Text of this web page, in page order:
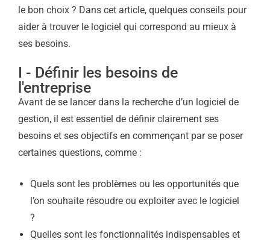
le bon choix ? Dans cet article, quelques conseils pour
aider à trouver le logiciel qui correspond au mieux à
ses besoins.
I - Définir les besoins de
l'entreprise
Avant de se lancer dans la recherche d’un logiciel de
gestion, il est essentiel de définir clairement ses
besoins et ses objectifs en commençant par se poser
certaines questions, comme :
Quels sont les problèmes ou les opportunités que
l’on souhaite résoudre ou exploiter avec le logiciel
?
Quelles sont les fonctionnalités indispensables et